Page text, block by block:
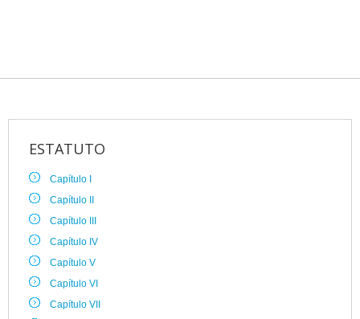
ESTATUTO
Capítulo I
Capítulo II
Capítulo III
Capítulo IV
Capítulo V
Capítulo VI
Capítulo VII